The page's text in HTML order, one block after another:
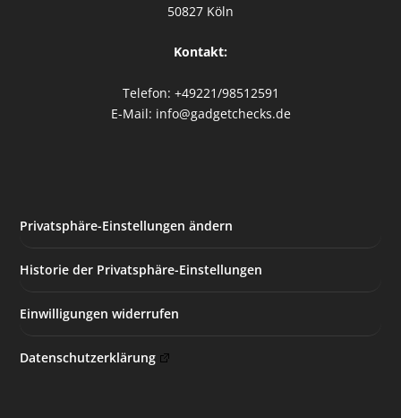
50827 Köln
Kontakt:
Telefon: +49221/98512591
E-Mail: info@gadgetchecks.de
Privatsphäre-Einstellungen ändern
Historie der Privatsphäre-Einstellungen
Einwilligungen widerrufen
Datenschutzerklärung